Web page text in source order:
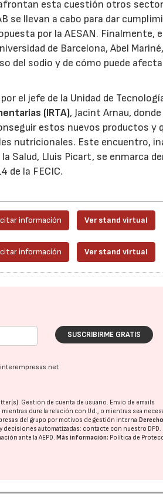
esta cuestión otros
se llevan a cabo para dar
por la AESAN. Finalmente,
de Barcelona, Abel
del sodio y de cómo puede
el jefe de la Unidad de
(IRTA), Jacint Arnau,
estos nuevos productos y
nutricionales. Este encuentro,
Salud, Lluis Picart, se enmarca
de la FECIC.
información Ver stand virtual
información Ver stand virtual
SUSCRIBIRME GRATIS
Gestión de cuenta de usuario. Envío de emails
mientras dure la relación con Ud., o mientras sea
del grupo por motivos de gestión interna.
automatizadas: contacte con nuestro DPD.
ante laAEPD. Más información: Política de